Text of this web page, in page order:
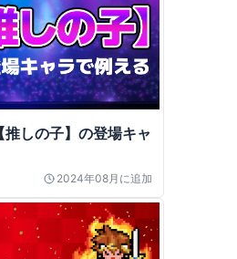
しの子】の登場キャ
2024年08月 に追加